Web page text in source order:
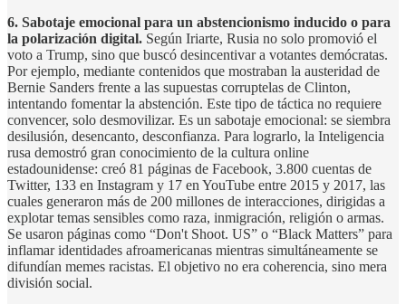
6. Sabotaje emocional para un abstencionismo inducido o para
la polarización digital. Según Iriarte, Rusia no solo promovió el
voto a Trump, sino que buscó desincentivar a votantes demócratas.
Por ejemplo, mediante contenidos que mostraban la austeridad de
Bernie Sanders frente a las supuestas corruptelas de Clinton,
intentando fomentar la abstención. Este tipo de táctica no requiere
convencer, solo desmovilizar. Es un sabotaje emocional: se siembra
desilusión, desencanto, desconfianza. Para lograrlo, la Inteligencia
rusa demostró gran conocimiento de la cultura online
estadounidense: creó 81 páginas de Facebook, 3.800 cuentas de
Twitter, 133 en Instagram y 17 en YouTube entre 2015 y 2017, las
cuales generaron más de 200 millones de interacciones, dirigidas a
explotar temas sensibles como raza, inmigración, religión o armas.
Se usaron páginas como “Don't Shoot. US” o “Black Matters” para
inflamar identidades afroamericanas mientras simultáneamente se
difundían memes racistas. El objetivo no era coherencia, sino mera
división social.